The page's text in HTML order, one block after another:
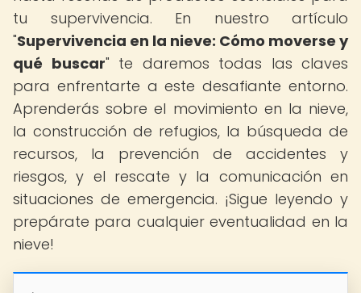
tu supervivencia. En nuestro artículo
"Supervivencia en la nieve: Cómo moverse y
qué buscar" te daremos todas las claves
para enfrentarte a este desafiante entorno.
Aprenderás sobre el movimiento en la nieve,
la construcción de refugios, la búsqueda de
recursos, la prevención de accidentes y
riesgos, y el rescate y la comunicación en
situaciones de emergencia. ¡Sigue leyendo y
prepárate para cualquier eventualidad en la
nieve!